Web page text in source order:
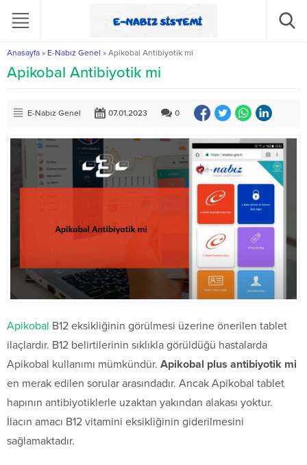
Anasayfa » E-Nabız Genel » Apikobal Antibiyotik mi
Apikobal Antibiyotik mi
E-Nabız Genel 07.01.2023 0
Apikobal B12 eksikliğinin görülmesi üzerine önerilen tablet
ilaçlardır. B12 belirtilerinin sıklıkla görüldüğü hastalarda
Apikobal kullanımı mümkündür. Apikobal plus antibiyotik mi
en merak edilen sorular arasındadır. Ancak Apikobal tablet
hapının antibiyotiklerle uzaktan yakından alakası yoktur.
İlacın amacı B12 vitamini eksikliğinin giderilmesini
sağlamaktadır.